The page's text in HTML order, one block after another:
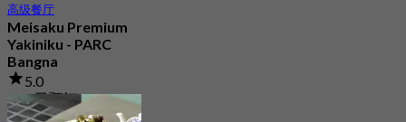
高级餐厅
Meisaku Premium
Yakiniku - PARC
Bangna
5.0
289 已预订
起฿ 1,046